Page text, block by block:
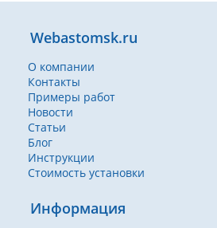
Webastomsk.ru
О компании
Контакты
Примеры работ
Новости
Статьи
Блог
Инструкции
Стоимость установки
Информация